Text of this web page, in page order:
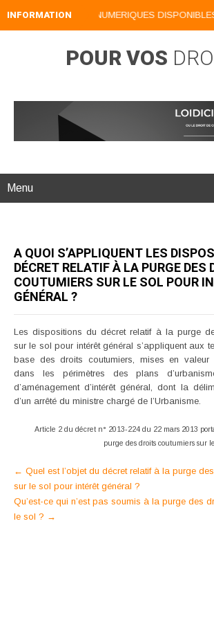
INFORMATION
NOS LIVRES NUMERIQUES
POUR VOS
Menu
A QUOI S’APPLIQUENT LES
DÉCRET RELATIF À LA PURGE DES
COUTUMIERS SUR LE SOL POUR
GÉNÉRAL ?
Les dispositions du décret relatif à la purge
sur le sol pour intérêt général s’appliquent aux
base des droits coutumiers, mises en valeur
dans les périmètres des plans
d’aménagement d’intérêt général, dont la
d’un arrêté du ministre chargé de l’Urbanisme.
Article 2 du décret n° 2013-224 du 22 mars 2013
purge des droits coutumiers sur
Post
navigation
← Quel est l’objet du décret relatif à la purge
sur le sol pour intérêt général ?
Qu’est-ce qui n’est pas soumis à la purge des
le sol ? →